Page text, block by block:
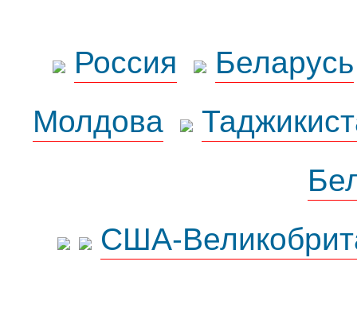
Россия
Беларусь
Молдова
США-